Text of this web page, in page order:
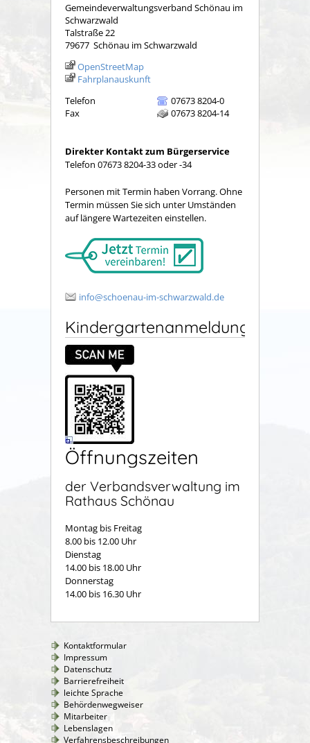
Gemeindeverwaltungsverband Schönau im
Schwarzwald
Talstraße 22
79677 Schönau im Schwarzwald
OpenStreetMap
Fahrplanauskunft
Telefon
07673 8204-0
Fax
07673 8204-14
Direkter Kontakt zum Bürgerservice
Telefon 07673 8204-33 oder -34
Personen mit Termin haben Vorrang. Ohne
Termin müssen Sie sich unter Umständen
auf längere Wartezeiten einstellen.
info@schoenau-im-schwarzwald.de
Kindergartenanmeldung
Öffnungszeiten
der Verbandsverwaltung im
Rathaus Schönau
Montag bis Freitag
8.00 bis 12.00 Uhr
Dienstag
14.00 bis 18.00 Uhr
Donnerstag
14.00 bis 16.30 Uhr
Kontaktformular
Impressum
Datenschutz
Barrierefreiheit
leichte Sprache
Behördenwegweiser
Mitarbeiter
Lebenslagen
Verfahrensbeschreibungen